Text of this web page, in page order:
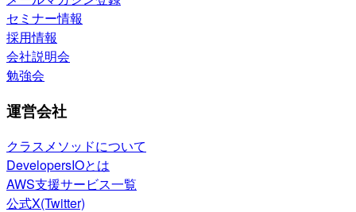
セミナー情報
採用情報
会社説明会
勉強会
運営会社
クラスメソッドについて
DevelopersIOとは
AWS支援サービス一覧
公式X(Twitter)